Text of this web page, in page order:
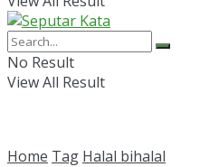
No Result
View All Result
Home Tag Halal bihalal